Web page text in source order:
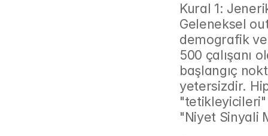
Kural 1:
Geleneksel
demografik
500 çalışanı
başlangıç
yetersizdir.
"Niyet Sinyali